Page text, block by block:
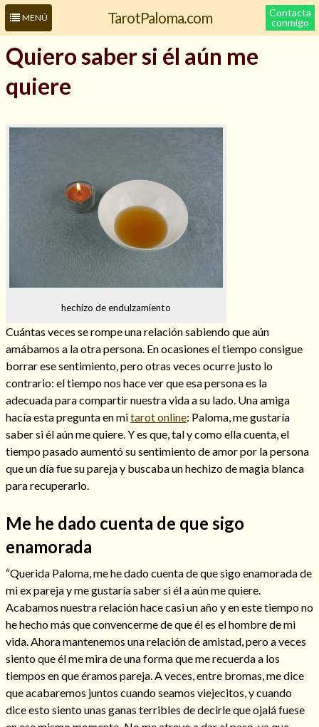
MENÚ TarotPaloma.com
Contacta
conmigo
Leer más sobre mí
Hechizos de amor
Amarre para recuperar a mi pareja
Quiero saber si él aún me
quiere
hechizo de endulzamiento
Cuántas veces se rompe una relación sabiendo que aún
amábamos a la otra persona. En ocasiones el tiempo consigue
borrar ese sentimiento, pero otras veces ocurre justo lo
contrario: el tiempo nos hace ver que esa persona es la
adecuada para compartir nuestra vida a su lado. Una amiga
hacía esta pregunta en mitarot online: Paloma, me gustaría
saber si él aún me quiere. Y es que, tal y como ella cuenta, el
tiempo pasado aumentó su sentimiento de amor por la persona
que un día fue su pareja y buscaba un hechizo de magia blanca
para recuperarlo.
Me he dado cuenta de que sigo
enamorada
“Querida Paloma, me he dado cuenta de que sigo enamorada de
mi ex pareja y me gustaría saber si él a aún me quiere.
Acabamos nuestra relación hace casi un año y en este tiempo no
he hecho más que convencerme de que él es el hombre de mi
vida. Ahora mantenemos una relación de amistad, pero a veces
siento que él me mira de una forma que me recuerda a los
tiempos en que éramos pareja. A veces, entre bromas, me dice
que acabaremos juntos cuando seamos viejecitos, y cuando
dice esto siento unas ganas terribles de decirle que ojalá fuese